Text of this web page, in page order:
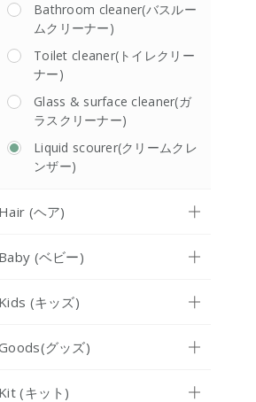
Bathroom cleaner(バスルー
ムクリーナー)
Toilet cleaner(トイレクリー
ナー)
Glass & surface cleaner(ガ
ラスクリーナー)
Liquid scourer(クリームクレ
ンザー)
Hair (ヘア)
Baby (ベビー)
Kids (キッズ)
グッズ)
Kit (キット)